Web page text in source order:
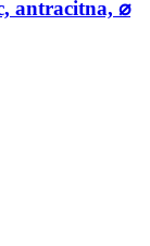
antracitna, ⌀